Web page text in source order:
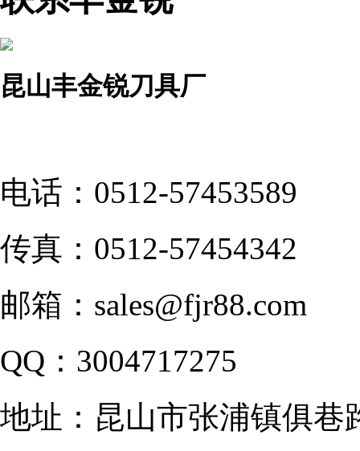
昆山丰金锐刀具厂
电话： 0512-57453589
传真： 0512-57454342
邮箱： sales@fjr88.com
QQ： 3004717275
地址： 昆山市张浦镇俱巷